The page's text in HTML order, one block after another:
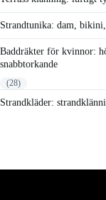
Strandtunika: dam,
Baddräkter för kvinnor:
snabbtorkande
28
Strandkläder: